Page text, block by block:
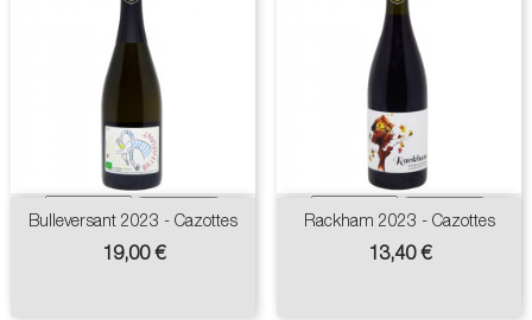
Bulleversant 2023 - Cazottes
Prix
19,00 €
Rackham 2023 - Cazottes
Prix
13,40 €